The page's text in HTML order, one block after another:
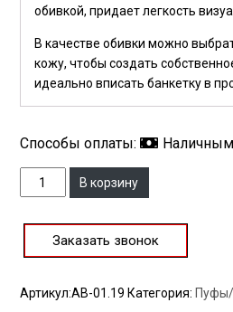
обивкой, придает легкость
В качестве обивки можно
кожу, чтобы создать
идеально вписать банкетку в
Способы оплаты:
КоличествоВ корзину
Заказать звонок
Артикул:АВ-01.19 Категория: Пуфы/